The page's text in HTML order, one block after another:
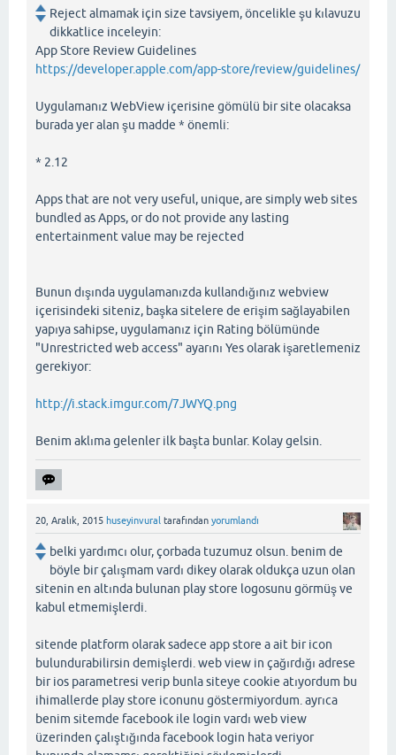
Reject almamak için size tavsiyem, öncelikle şu kılavuzu
dikkatlice inceleyin:
App Store Review Guidelines
https://developer.apple.com/app-store/review/guidelines/
Uygulamanız WebView içerisine gömülü bir site olacaksa
burada yer alan şu madde * önemli:
* 2.12
Apps that are not very useful, unique, are simply web sites
bundled as Apps, or do not provide any lasting
entertainment value may be rejected
Bunun dışında uygulamanızda kullandığınız webview
içerisindeki siteniz, başka sitelere de erişim sağlayabilen
yapıya sahipse, uygulamanız için Rating bölümünde
"Unrestricted web access" ayarını Yes olarak işaretlemeniz
gerekiyor:
http://i.stack.imgur.com/7JWYQ.png
Benim aklıma gelenler ilk başta bunlar. Kolay gelsin.
20, Aralık, 2015 huseyinvural tarafından yorumlandı
belki yardımcı olur, çorbada tuzumuz olsun. benim de
böyle bir çalışmam vardı dikey olarak oldukça uzun olan
sitenin en altında bulunan play store logosunu görmüş ve
kabul etmemişlerdi.
sitende platform olarak sadece app store a ait bir icon
bulundurabilirsin demişlerdi. web view in çağırdığı adrese
bir ios parametresi verip bunla siteye cookie atıyordum bu
ihimallerde play store iconunu göstermiyordum. ayrıca
benim sitemde facebook ile login vardı web view
üzerinden çalıştığında facebook login hata veriyor